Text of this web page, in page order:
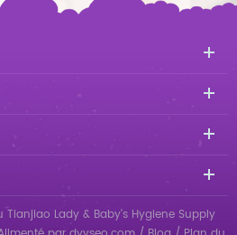
Lady & Baby's Hygiene Supply